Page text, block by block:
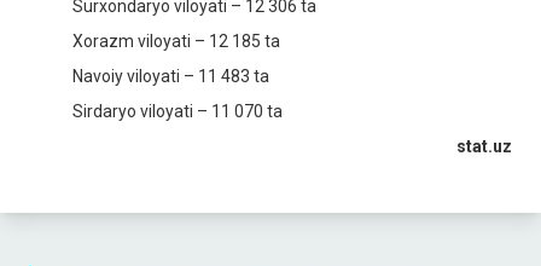
Surxondaryo viloyati – 12 306 ta
Xorazm viloyati – 12 185 ta
Navoiy viloyati – 11 483 ta
Sirdaryo viloyati – 11 070 ta
stat.uz